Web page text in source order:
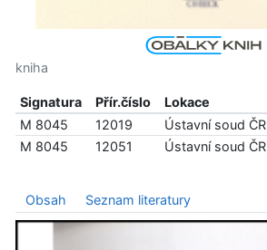
kniha
Signatura Přír.číslo Lokace
M 8045
12019 Ústavní soud ČR
M 8045
12051 Ústavní soud ČR
Obsah Seznam literatury